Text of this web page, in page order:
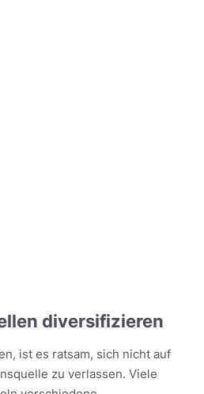
diversifizieren
ist es ratsam, sich nicht auf
zu verlassen. Viele